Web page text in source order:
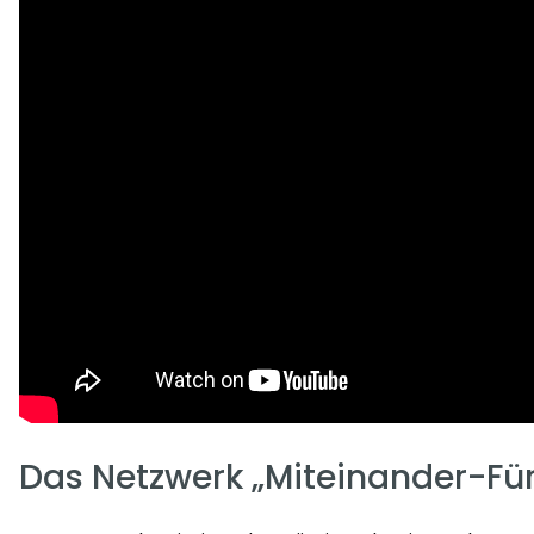
Das Netzwerk „Miteinander-